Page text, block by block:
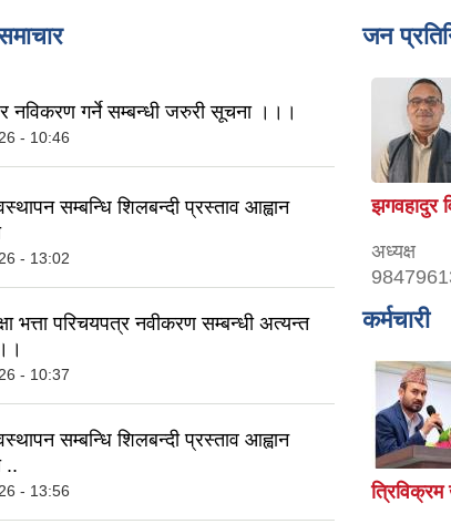
र नविकरण गर्ने सम्बन्धी जरुरी सूचना ।।।
- 10:46
सम्बन्धि शिलबन्दी प्रस्ताव आह्वान
- 13:02
भत्ता परिचयपत्र नवीकरण सम्बन्धी अत्यन्त
- 10:37
सम्बन्धि शिलबन्दी प्रस्ताव आह्वान
..
- 13:56
जन
झगवहादुर
अध्यक्ष
कर्मचारी